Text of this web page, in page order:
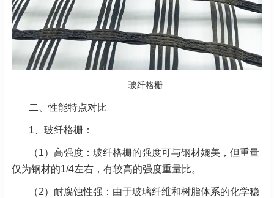
玻纤格栅
二、性能特点对比
1、玻纤格栅：
（1）高强度：玻纤格栅的强度可与钢材媲美，但重量
仅为钢材的1/4左右，有较高的强度重量比。
（2）耐腐蚀性强：由于玻璃纤维和树脂体系的化学稳